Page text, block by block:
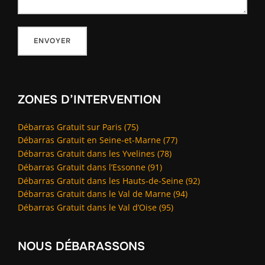
ZONES D’INTERVENTION
Débarras Gratuit sur Paris (75)
Débarras Gratuit en Seine-et-Marne (77)
Débarras Gratuit dans les Yvelines (78)
Débarras Gratuit dans l’Essonne (91)
Débarras Gratuit dans les Hauts-de-Seine (92)
Débarras Gratuit dans le Val de Marne (94)
Débarras Gratuit dans le Val d’Oise (95)
NOUS DÉBARASSONS